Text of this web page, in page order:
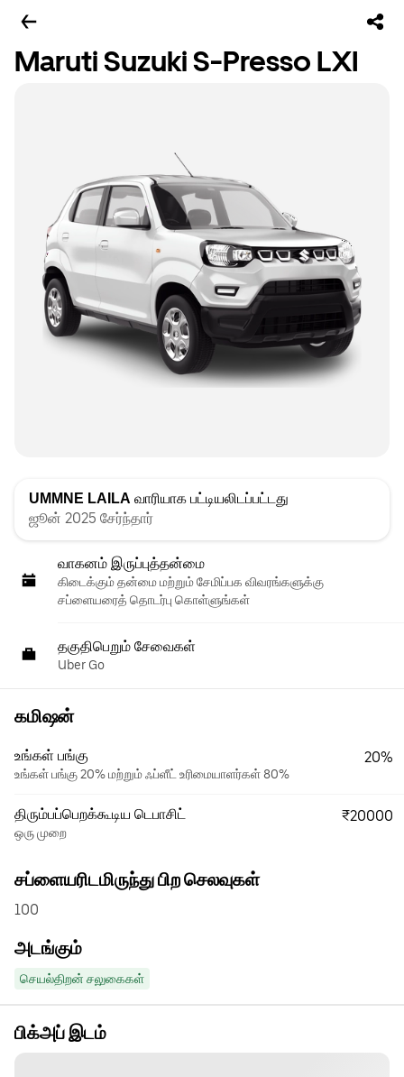
Maruti Suzuki S-Presso LXI
UMMNE LAILA வாரியாக பட்டியலிடப்பட்டது
ஜூன் 2025 சேர்ந்தார்
வாகனம் இருப்புத்தன்மை
கிடைக்கும் தன்மை மற்றும் சேமிப்பக விவரங்களுக்கு
சப்ளையரைத் தொடர்பு கொள்ளுங்கள்
தகுதிபெறும் சேவைகள்
Uber Go
கமிஷன்
உங்கள் பங்கு
உங்கள் பங்கு 20% மற்றும் ஃப்ளீட் உரிமையாளர்கள் 80%
20%
திரும்பப்பெறக்கூடிய டெபாசிட்
ஒரு முறை
₹20000
சப்ளையரிடமிருந்து பிற செலவுகள்
100
அடங்கும்
செயல்திறன் சலுகைகள்
பிக்அப் இடம்